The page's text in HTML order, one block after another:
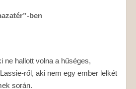
ben
ne hallott volna a hűséges,
ről, aki nem egy ember lelkét
során.